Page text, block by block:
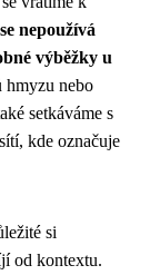
nepoužívá
výběžky u
hmyzu nebo
setkáváme s
kde označuje
si
od kontextu.